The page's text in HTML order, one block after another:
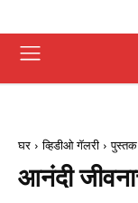
घर व्हिडीओ गॅलरी पुस्तक
आनंदी